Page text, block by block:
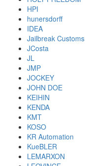
HPI
hunersdorff
IDEA
Jailbreak Customs
JCosta
JL
JMP
JOCKEY
JOHN DOE
KEIHIN
KENDA
KMT
KOSO
KR Automation
KueBLER
LEMARXON